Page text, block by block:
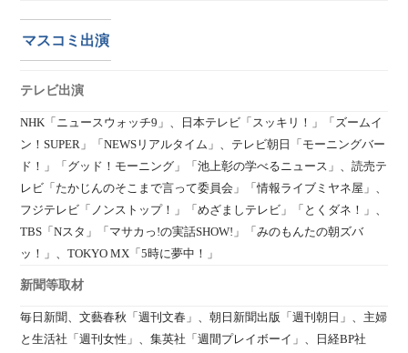
マスコミ出演
テレビ出演
NHK「ニュースウォッチ9」、日本テレビ「スッキリ！」「ズームイ
ン！SUPER」「NEWSリアルタイム」、テレビ朝日「モーニングバー
ド！」「グッド！モーニング」「池上彰の学べるニュース」、読売テ
レビ「たかじんのそこまで言って委員会」「情報ライブミヤネ屋」、
フジテレビ「ノンストップ！」「めざましテレビ」「とくダネ！」、
TBS「Nスタ」「マサカっ!の実話SHOW!」「みのもんたの朝ズバ
ッ！」、TOKYO MX「5時に夢中！」
新聞等取材
毎日新聞、文藝春秋「週刊文春」、朝日新聞出版「週刊朝日」、主婦
と生活社「週刊女性」、集英社「週間プレイボーイ」、日経BP社